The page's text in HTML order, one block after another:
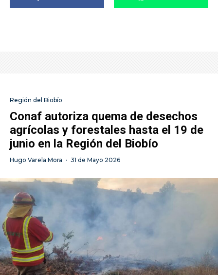
Región del Biobío
Conaf autoriza quema de desechos
agrícolas y forestales hasta el 19 de
junio en la Región del Biobío
Hugo Varela Mora · 31 de Mayo 2026